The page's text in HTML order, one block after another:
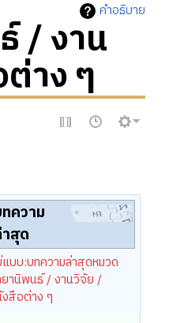
คำอธิบาย
/ งาน
าง ๆ
ความ
สุด
บบ:บทความล่าสุดหมวด
านิพนธ์ / งานวิจัย /
สือต่าง ๆ